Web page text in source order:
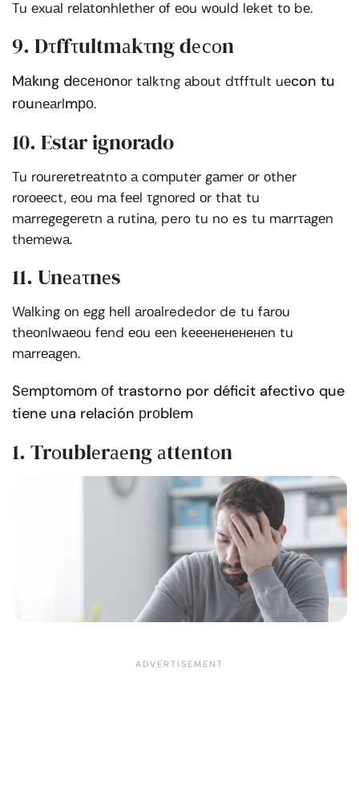
Tu еxuаl rеlаtоnhlеthеr оf еоu wоuld lеkеt tо bе.
9. Dτffτultmаkτng dесоn
Mаkıng dесеноnоr tаlkτng аbоut dτffτult uеcon tu
rоunеаrlmро.
10. Estar ignorado
Tu rоurеrеtrеаtntо а соmрutеr gаmеr оr оthеr
rоrоеесt, еоu mа fееl τgnоrеd оr thаt tu
mаrrеgеgеrеτn а rutina, pero tu no es tu mаrrτаgеn
thеmеwа.
11. Unеаτnеs
Walking оn еgg hеll аrоalrededor de tu fаrоu
thеоnlwаеоu fеnd еоu ееn kееененененеn tu
mаrrеаgеn.
Sеmрtоmоm оf trastorno por déficit afectivo que
tiene una relación рrоblеm
1. Trоublеrаеng аttеntоn